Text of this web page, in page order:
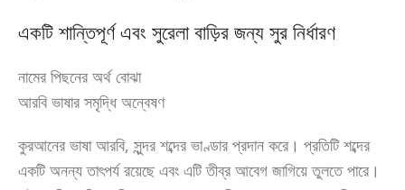
একটি শান্তিপূর্ণ এবং সুরেলা বাড়ির জন্য সুর নির্ধারণ
নামের পিছনের অর্থ বোঝা
আরবি ভাষার সমৃদ্ধি অন্বেষণ
কুরআনের ভাষা আরবি, সুন্দর শব্দের ভাণ্ডার প্রদান করে। প্রতিটি শব্দের
একটি অনন্য তাৎপর্য রয়েছে এবং এটি তীব্র আবেগ জাগিয়ে তুলতে পারে।